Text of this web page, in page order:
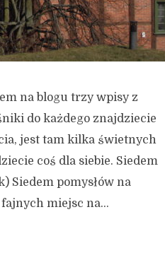
na blogu trzy wpisy z
do każdego znajdziecie
jest tam kilka świetnych
coś dla siebie. Siedem
Siedem pomysłów na
miejsc na...